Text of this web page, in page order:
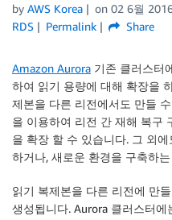
by AWS Korea on 02 6월
RDS
Permalink Share
Amazon Aurora 기존 클러스터
하여 읽기 용량에 대해 확장을
제본을 다른 리전에서도 만들
을 이용하여 리전 간 재해 복구
을 확장 할 수 있습니다. 그 외
하거나, 새로운 환경을 구축하
읽기 복제본을 다른 리전에 만
생성됩니다. Aurora 클러스터